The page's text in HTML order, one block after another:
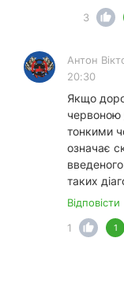
3
Антон
20:30
Якщо
червоною
тонкими
означає
таких
Відповісти
1
1